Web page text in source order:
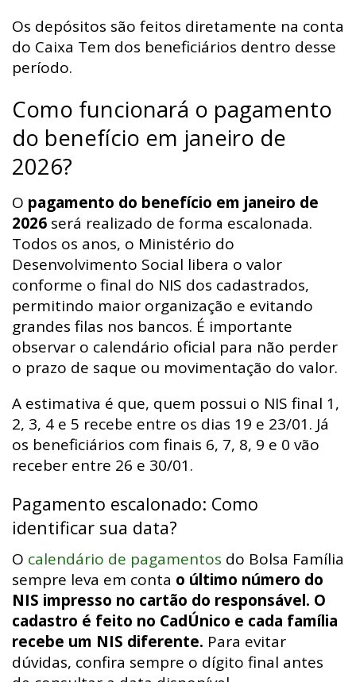
Os depósitos são feitos diretamente na conta
do Caixa Tem dos beneficiários dentro desse
período.
Como funcionará o pagamento
do benefício em janeiro de
2026?
O pagamento do benefício em janeiro de
2026 será realizado de forma escalonada.
Todos os anos, o Ministério do
Desenvolvimento Social libera o valor
conforme o final do NIS dos cadastrados,
permitindo maior organização e evitando
grandes filas nos bancos. É importante
observar o calendário oficial para não perder
o prazo de saque ou movimentação do valor.
A estimativa é que, quem possui o NIS final 1,
2, 3, 4 e 5 recebe entre os dias 19 e 23/01. Já
os beneficiários com finais 6, 7, 8, 9 e 0 vão
receber entre 26 e 30/01.
Pagamento escalonado: Como
identificar sua data?
O calendário de pagamentos do Bolsa Família
sempre leva em conta o último número do
NIS impresso no cartão do responsável. O
cadastro é feito no CadÚnico e cada família
recebe um NIS diferente. Para evitar
dúvidas, confira sempre o dígito final antes